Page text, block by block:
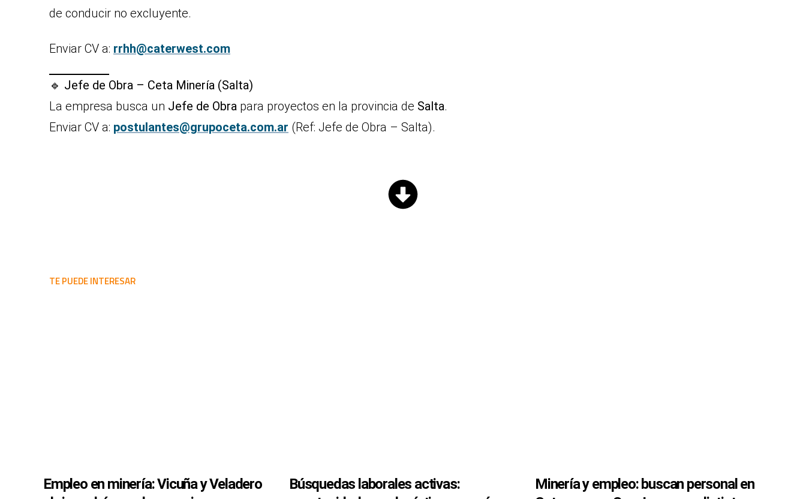
de conducir no excluyente.
Enviar CV a: rrhh@caterwest.com
🔹 Jefe de Obra – Ceta Minería (Salta)
La empresa busca un Jefe de Obra para proyectos en la provincia de Salta.
Enviar CV a: postulantes@grupoceta.com.ar (Ref: Jefe de Obra – Salta).
TE PUEDE INTERESAR
Empleo en minería: Vicuña y Veladero
Búsquedas laborales activas:
Minería y empleo: buscan personal en